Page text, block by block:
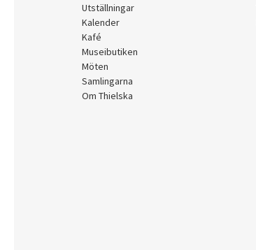
Utställningar
Kalender
Kafé
Museibutiken
Möten
Samlingarna
Om Thielska